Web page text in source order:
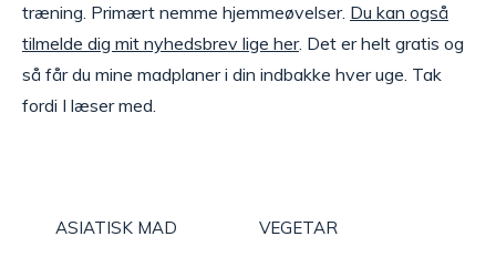
træning. Primært nemme hjemmeøvelser. Du kan også
tilmelde dig mit nyhedsbrev lige her. Det er helt gratis og
så får du mine madplaner i din indbakke hver uge. Tak
fordi I læser med.
ASIATISK MAD VEGETAR